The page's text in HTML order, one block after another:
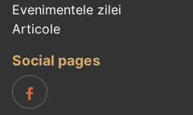
Evenimentele zilei
Articole
Social pages